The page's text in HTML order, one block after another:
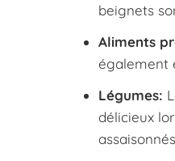
beignets
Aliments
également
Légumes:
délicieux